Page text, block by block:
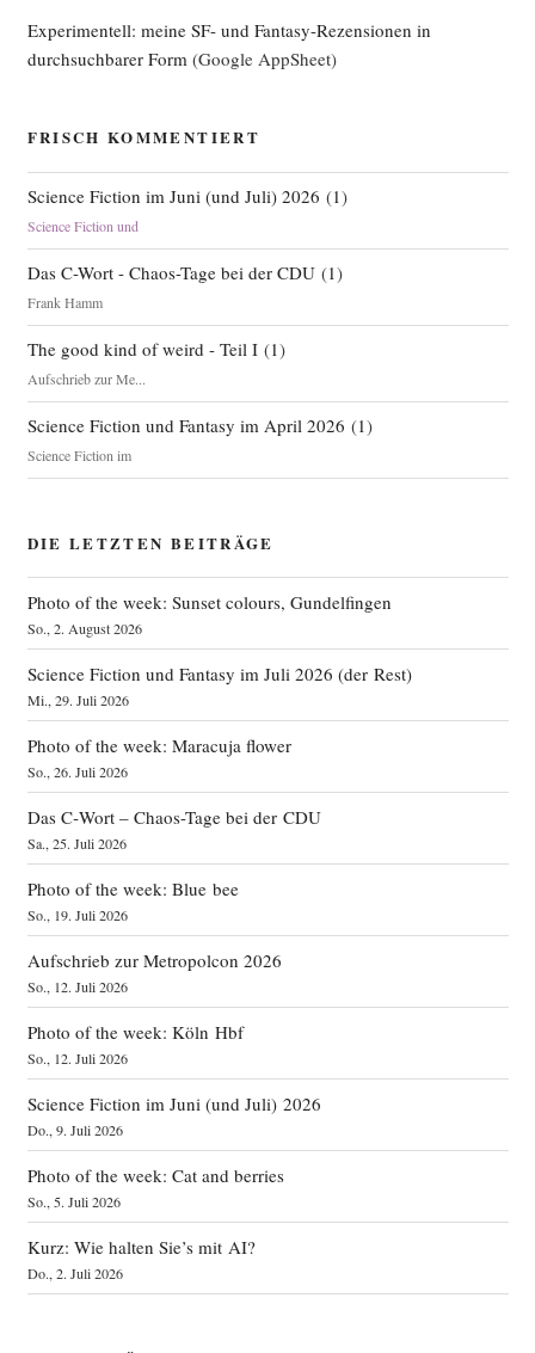
Experimentell: meine SF- und Fantasy-Rezensionen in
durchsuchbarer Form(Google AppSheet)
FRISCH KOMMENTIERT
Science Fiction im Juni (und Juli) 2026 (1)
Science Fiction und
Das C-Wort - Chaos-Tage bei der CDU(1)
Frank Hamm
The good kind of weird - Teil I(1)
Aufschrieb zur Me...
Science Fiction und Fantasy im April 2026 (1)
Science Fiction im
DIE LETZTEN BEITRÄGE
Photo of the week: Sunset colours, Gundelfingen
So., 2. August 2026
Science Fiction und Fantasy im Juli 2026 (der Rest)
Mi., 29. Juli 2026
Photo of the week: Maracuja flower
So., 26. Juli 2026
Das C‑Wort – Chaos-Tage bei der CDU
Sa., 25. Juli 2026
Photo of the week: Blue bee
So., 19. Juli 2026
Aufschrieb zur Metropolcon 2026
So., 12. Juli 2026
Photo of the week: Köln Hbf
So., 12. Juli 2026
Science Fiction im Juni (und Juli) 2026
Do., 9. Juli 2026
Photo of the week: Cat and berries
So., 5. Juli 2026
Kurz: Wie halten Sie’s mit AI?
Do., 2. Juli 2026